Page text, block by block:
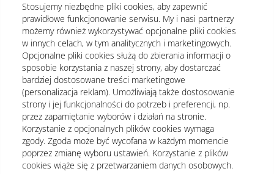
Stosujemy niezbędne pliki cookies, aby zapewnić
prawidłowe funkcjonowanie serwisu. My i nasi partnerzy
możemy również wykorzystywać opcjonalne pliki cookies
w innych celach, w tym analitycznych i marketingowych.
Opcjonalne pliki cookies służą do zbierania informacji o
sposobie korzystania z naszej strony, aby dostarczać
bardziej dostosowane treści marketingowe
(personalizacja reklam). Umożliwiają także dostosowanie
strony i jej funkcjonalności do potrzeb i preferencji, np.
przez zapamiętanie wyborów i działań na stronie.
Korzystanie z opcjonalnych plików cookies wymaga
zgody. Zgoda może być wycofana w każdym momencie
poprzez zmianę wyboru ustawień. Korzystanie z plików
cookies wiąże się z przetwarzaniem danych osobowych.